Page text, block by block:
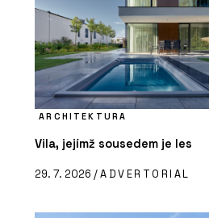
ARCHITEKTURA
Vila, jejímž sousedem je les
29. 7. 2026 /ADVERTORIAL